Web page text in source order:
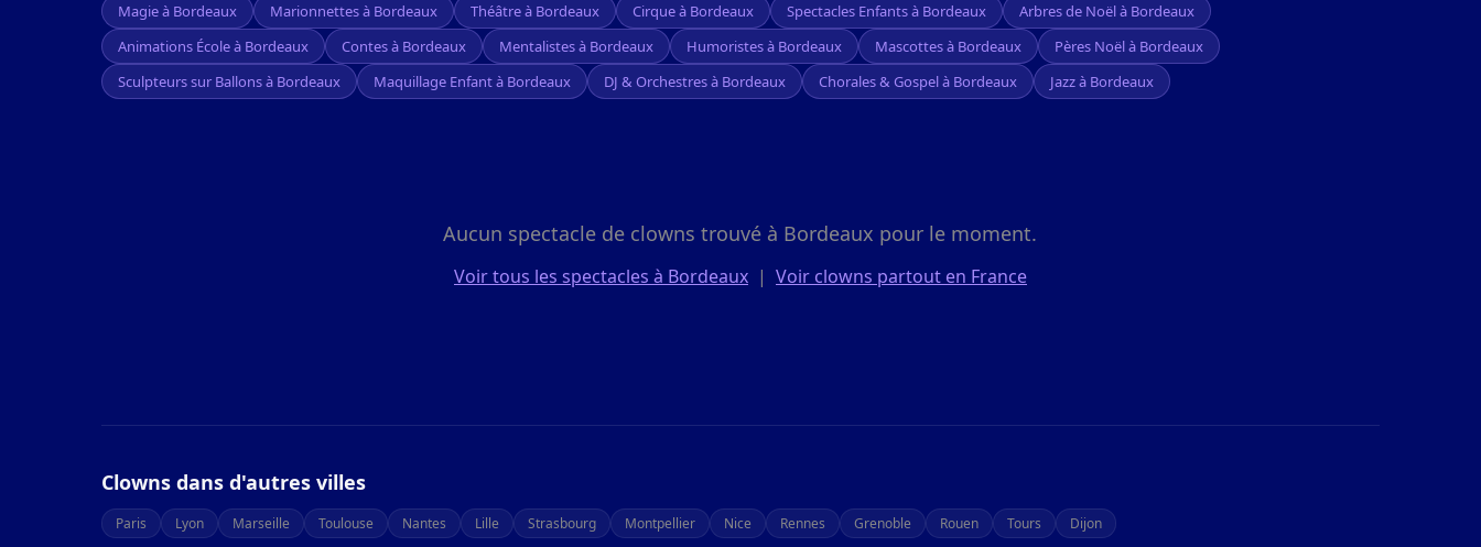
Magie à Bordeaux Marionnettes à Bordeaux Théâtre à Bordeaux Cirque à Bordeaux Spectacles Enfants à Bordeaux
Arbres de Noël à Bordeaux
Animations École à Bordeaux
Contes à Bordeaux Mentalistes à Bordeaux Humoristes à Bordeaux Mascottes à Bordeaux
Pères Noël à Bordeaux
Sculpteurs sur Ballons à Bordeaux
Maquillage Enfant à Bordeaux DJ & Orchestres à Bordeaux Chorales & Gospel à Bordeaux Jazz à Bordeaux
Aucun spectacle de clowns trouvé à Bordeaux pour le moment.
Voir tous les spectacles à Bordeaux| Voir clowns partout en France
Clowns dans d'autres villes
Paris Lyon Marseille Toulouse Nantes Lille Strasbourg Montpellier Nice Rennes Grenoble Rouen Tours Dijon